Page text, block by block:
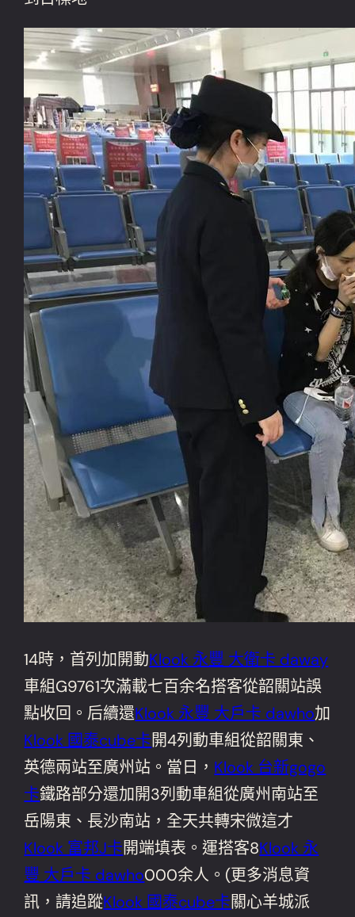
14時，首列加開動Klook 永豐 大衛卡 daway
車組G9761次滿載七百余名搭客從韶關站誤
點收回。后續還Klook 永豐 大戶卡 dawho加
Klook 國泰cube卡開4列動車組從韶關東、
英德兩站至廣州站。當日， Klook 台新gogo
卡鐵路部分還加開3列動車組從廣州南站至
岳陽東、長沙南站，全天共轉宋微這才
Klook 富邦J卡開端填表。運搭客8Klook 永
豐 大戶卡 dawho000余人。(更多消息資
訊，請追蹤Klook 國泰cube卡關心羊城派